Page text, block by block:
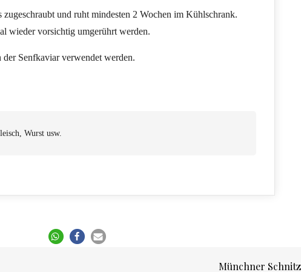
und ruht mindesten 2 Wochen im Kühlschrank.
wieder vorsichtig umgerührt werden.
der Senfkaviar verwendet werden.
Wurst usw.
Münchner